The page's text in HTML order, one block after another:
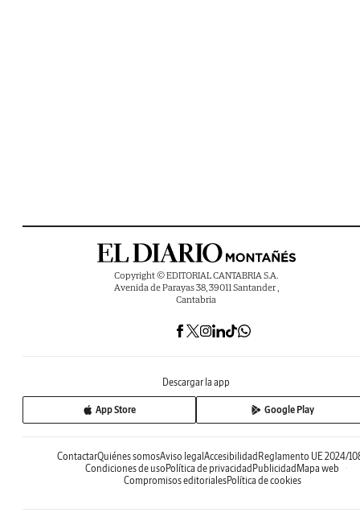
Copyright © EDITORIAL CANTABRIA S.A.
Avenida de Parayas 38, 39011 Santander ,
Cantabria
Descargar la app
App Store Google Play
ContactarQuiénes somosAviso legal Accesibilidad Reglamento UE 2024/
Condiciones de uso Política de privacidad Publicidad Mapa web
Compromisos editorialesPolítica de cookies